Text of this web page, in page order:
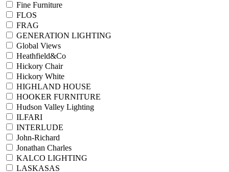
Fine Furniture
FLOS
FRAG
GENERATION LIGHTING
Global Views
Heathfield&Co
Hickory Chair
Hickory White
HIGHLAND HOUSE
HOOKER FURNITURE
Hudson Valley Lighting
ILFARI
INTERLUDE
John-Richard
Jonathan Charles
KALCO LIGHTING
LASKASAS